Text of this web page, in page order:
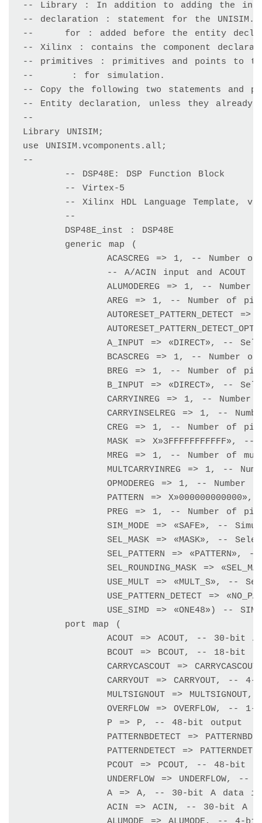
-- Library : In addition to adding the
-- declaration : statement for the
-- 	for : added before the entity declaration. This library
-- Xilinx : contains the component
-- primitives : primitives and points to
-- 	 : for simulation.
-- Copy the following two statements and
-- Entity declaration, unless they
--
Library UNISIM;
use UNISIM.vcomponents.all;
--